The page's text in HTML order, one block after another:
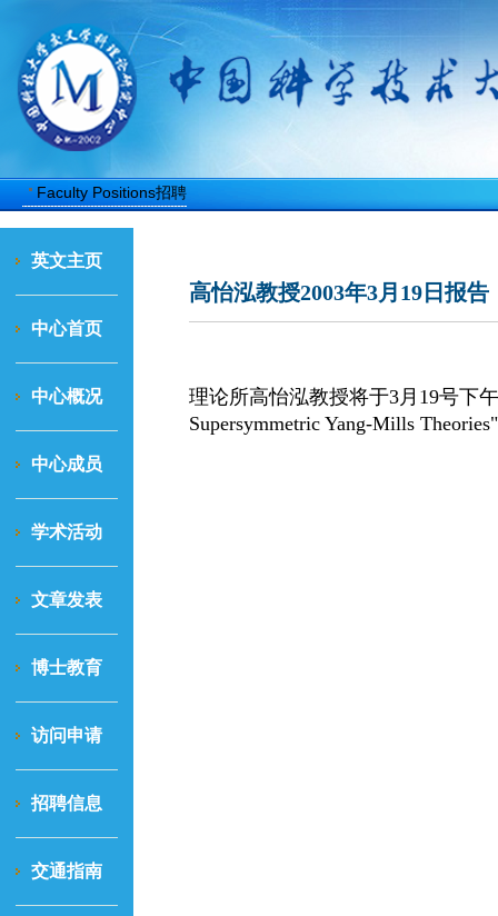
Faculty Positions招聘
英文主页
中心首页
中心概况
中心成员
学术活动
文章发表
博士教育
访问申请
招聘信息
交通指南
高怡泓教授2003年3月19日报告
理论所高怡泓教授将于3月19号下
Supersymmetric Yang-Mills Theories